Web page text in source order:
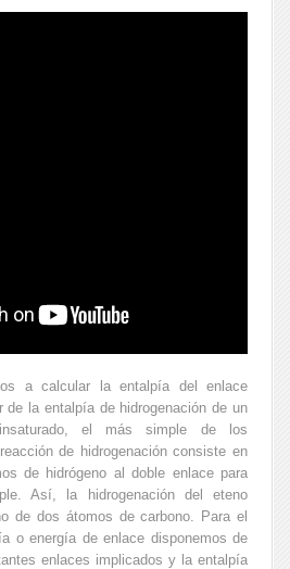
a calcular la entalpía del enlace
de la entalpía de hidrogenación de un
el más simple de los
de hidrogenación consiste en
de hidrógeno al doble enlace para
Así, la hidrogenación del eteno
de dos átomos de carbono. Para el
o energía de enlace disponemos de
enlaces implicados y la entalpía